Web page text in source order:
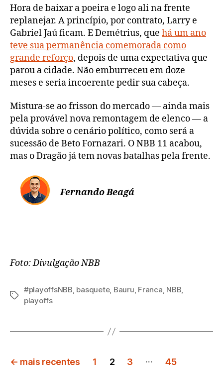
Hora de baixar a poeira e logo ali na frente
replanejar. A princípio, por contrato, Larry e
Gabriel Jaú ficam. E Demétrius, que há um ano
teve sua permanência comemorada como
grande reforço, depois de uma expectativa que
parou a cidade. Não emburreceu em doze
meses e seria incoerente pedir sua cabeça.
Mistura-se ao frisson do mercado — ainda mais
pela provável nova remontagem de elenco — a
dúvida sobre o cenário político, como será a
sucessão de Beto Fornazari. O NBB 11 acabou,
mas o Dragão já tem novas batalhas pela frente.
Fernando Beagá
Foto: Divulgação NBB
Tags
#playoffsNBB, basquete, Bauru, Franca, NBB,
playoffs
Paginação
← mais recentes 1 2 3 … 45